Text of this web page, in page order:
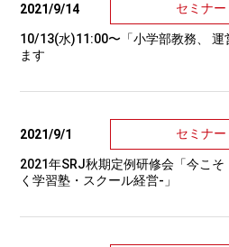
2021/9/14 セミナー
10/13(水)11:00〜「小学部教務、 運
ます
2021/9/1 セミナー
2021年SRJ秋期定例研修会「今こ
く学習塾・スクール経営-」